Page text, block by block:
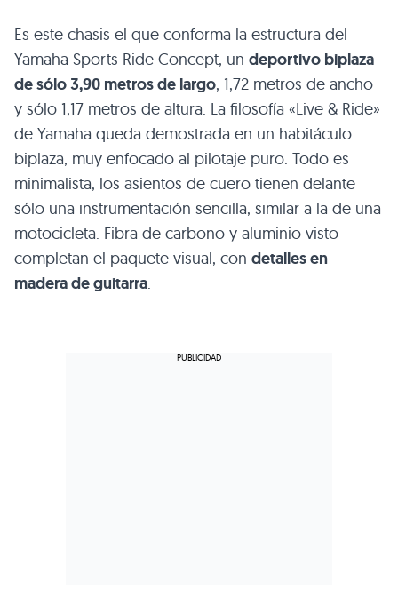
Es este chasis el que conforma la estructura del
Yamaha Sports Ride Concept, un deportivo biplaza
de sólo 3,90 metros de largo, 1,72 metros de ancho
y sólo 1,17 metros de altura. La filosofía «Live & Ride»
de Yamaha queda demostrada en un habitáculo
biplaza, muy enfocado al pilotaje puro. Todo es
minimalista, los asientos de cuero tienen delante
sólo una instrumentación sencilla, similar a la de una
motocicleta. Fibra de carbono y aluminio visto
completan el paquete visual, con detalles en
madera de guitarra.